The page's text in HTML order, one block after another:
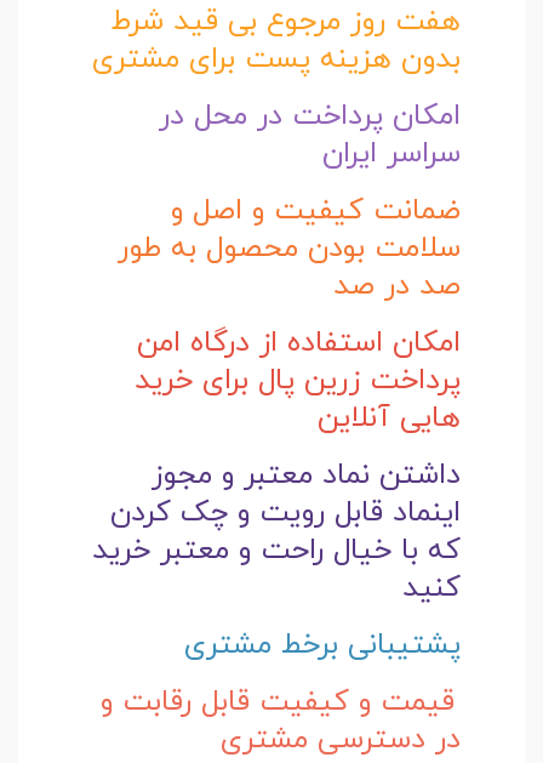
هفت روز مرجوع بی قید شرط
بدون هزینه پست برای مشتری
امکان پرداخت در محل در
سراسر ایران
ضمانت کیفیت و اصل و
سلامت بودن محصول به طور
صد در صد
امکان استفاده از درگاه امن
پرداخت زرین پال برای خرید
هایی آنلاین
داشتن نماد معتبر و مجوز
اینماد قابل رویت و چک کردن
که با خیال راحت و معتبر خرید
کنید
پشتیبانی برخط مشتری
قیمت و کیفیت قابل رقابت و
در دسترسی مشتری